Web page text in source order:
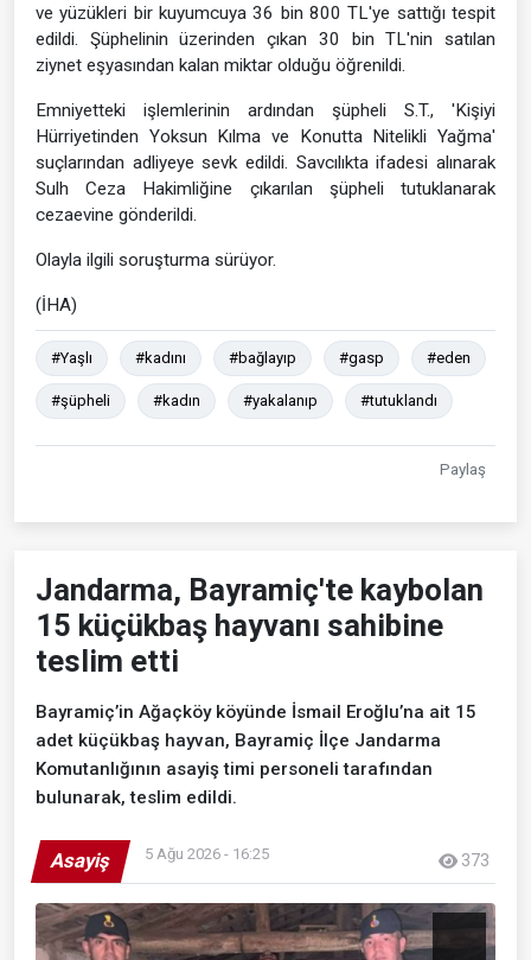
ve yüzükleri bir kuyumcuya 36 bin 800 TL'ye sattığı tespit
edildi. Şüphelinin üzerinden çıkan 30 bin TL'nin satılan
ziynet eşyasından kalan miktar olduğu öğrenildi.
Emniyetteki işlemlerinin ardından şüpheli S.T., 'Kişiyi
Hürriyetinden Yoksun Kılma ve Konutta Nitelikli Yağma'
suçlarından adliyeye sevk edildi. Savcılıkta ifadesi alınarak
Sulh Ceza Hakimliğine çıkarılan şüpheli tutuklanarak
cezaevine gönderildi.
Olayla ilgili soruşturma sürüyor.
(İHA)
#Yaşlı #kadını #bağlayıp #gasp #eden
#şüpheli #kadın #yakalanıp #tutuklandı
Paylaş
Jandarma, Bayramiç'te kaybolan
15 küçükbaş hayvanı sahibine
teslim etti
Bayramiç’in Ağaçköy köyünde İsmail Eroğlu’na ait 15
adet küçükbaş hayvan, Bayramiç İlçe Jandarma
Komutanlığının asayiş timi personeli tarafından
bulunarak, teslim edildi.
Asayiş 5 Ağu 2026 - 16:25 373